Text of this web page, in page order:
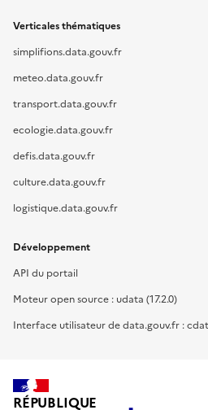
Verticales thématiques
simplifions.data.gouv.fr
meteo.data.gouv.fr
transport.data.gouv.fr
ecologie.data.gouv.fr
defis.data.gouv.fr
culture.data.gouv.fr
logistique.data.gouv.fr
Développement
API du portail
Moteur open source : udata (17.2.0)
Interface utilisateur de data.gouv.fr :
RÉPUBLIQUE